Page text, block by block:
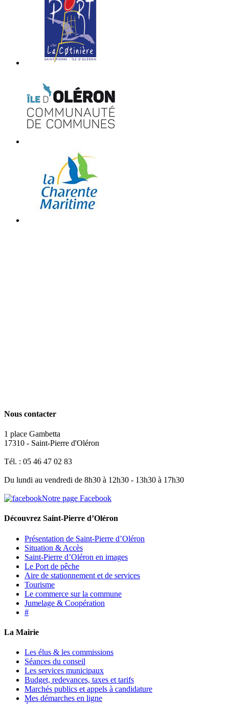
Nous contacter
1 place Gambetta
17310 - Saint-Pierre d'Oléron
Tél. : 05 46 47 02 83
Du lundi au vendredi de 8h30 à 12h30 - 13h30 à 17h30
Notre page Facebook
Découvrez Saint-Pierre d’Oléron
Présentation de Saint-Pierre d’Oléron
Situation & Accès
Saint-Pierre d’Oléron en images
Le Port de pêche
Aire de stationnement et de services
Tourisme
Le commerce sur la commune
Jumelage & Coopération
#
La Mairie
Les élus & les commissions
Séances du conseil
Les services municipaux
Budget, redevances, taxes et tarifs
Marchés publics et appels à candidature
Mes démarches en ligne